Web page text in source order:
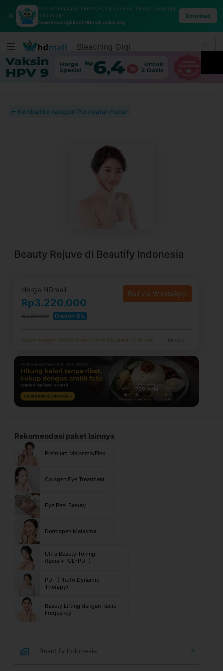
✕
Mau hitung kalori makanan, masa subur, hingga pengingat
minum air?
Download aplikasi HDmall sekarang
Download
← Kembali ke kategori Perawatan Facial
Beauty Rejuve di Beautify Indonesia
Harga HDmall
Rp3.220.000
Rp3.500.000 Diskon 8%
Beli via WhatsApp
Bayar dengan cicilan kartu kredit 0% untuk 12 bulan. Rincian
Rekomendasi paket lainnya
Premium Melasma/Flek
Colagen Eye Treatment
Eye Peel Beauty
Dermapen Melasma
Ultra Beauty Toning
(facial+PGL+PDT)
PDT (Photo Dynamic
Therapy)
Beauty Lifting dengan Radio
Frequency
Beautify Indonesia